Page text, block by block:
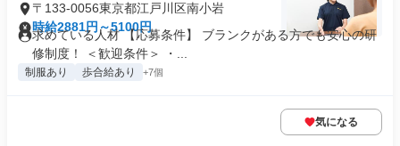
〒133-0056東京都江戸川区南小岩
時給2881円～5100円
求めている人材 【応募条件】 ブランクがある方でも安心の研
修制度！ ＜歓迎条件＞ ・...
制服あり 歩合給あり +7個
気になる